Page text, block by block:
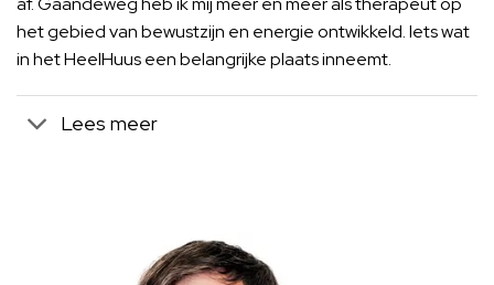
het gebied van bewustzijn en energie ontwikkeld. Iets wat
in het HeelHuus een belangrijke plaats inneemt.
Lees meer